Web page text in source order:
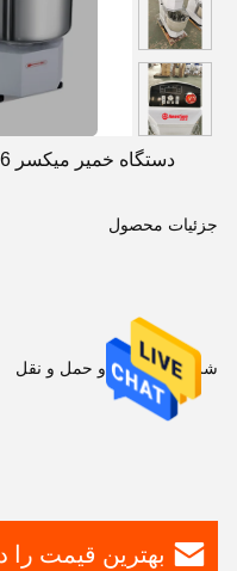
جزئیات محصول
شرایط پرداخت و حمل و نقل
بهترین قیمت را